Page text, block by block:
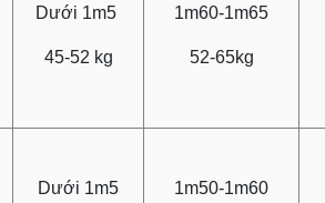
Dưới 1m5
45-52 kg
1m60-1m65
52-65kg
Dưới 1m5 1m50-1m60